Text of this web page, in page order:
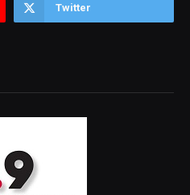
Twitter